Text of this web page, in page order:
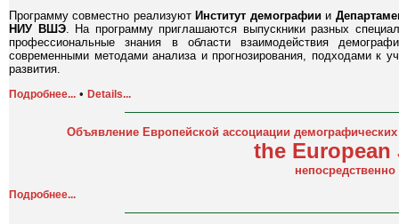
Программу совместно реализуютИнститут демографии и
НИУ ВШЭ. На программу приглашаются выпускники разных
профессиональные знания в области взаимодействия
современными методами анализа и прогнозирования, подходами к
развития.
Подробнее... • Details...
Объявление Европейской ассоциации
the
Подробнее...